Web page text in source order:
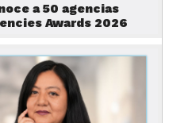
a 50 agencias
Awards 2026